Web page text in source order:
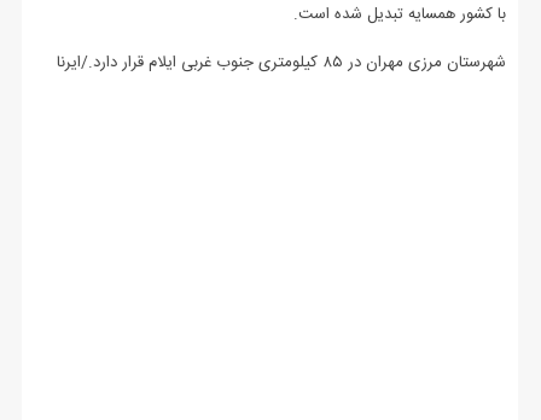
با کشور همسایه تبدیل شده است.
شهرستان مرزی مهران در ۸۵ کیلومتری جنوب غربی ایلام قرار دارد./ایرنا